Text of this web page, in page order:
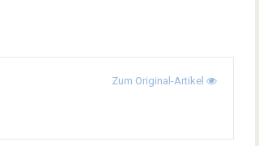
Zum Original-Artikel